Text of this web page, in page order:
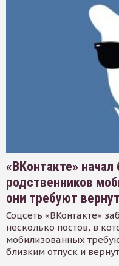
«ВКонтакте»
родственников
они требуют
Соцсеть «ВКонтакте»
несколько постов, в
мобилизованных
близким отпуск и